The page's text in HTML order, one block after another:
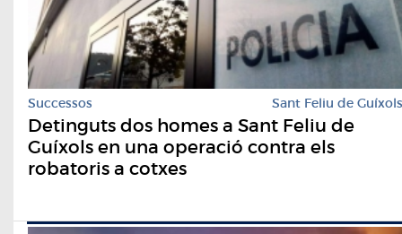
Successos Sant Feliu de Guíxols
Detinguts dos homes a Sant Feliu de
Guíxols en una operació contra els
robatoris a cotxes